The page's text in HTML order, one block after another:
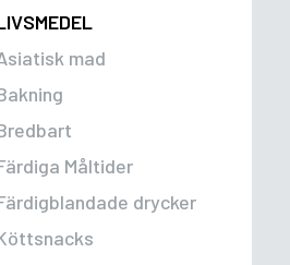
mad
Måltider
drycker